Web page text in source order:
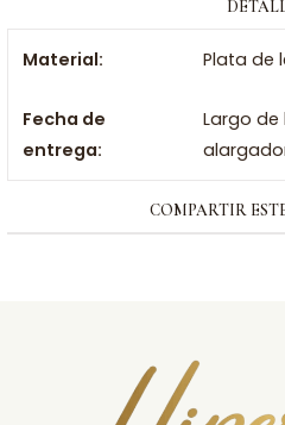
Material: Plata de
Fecha de
entrega:
Largo de
COMPARTIR